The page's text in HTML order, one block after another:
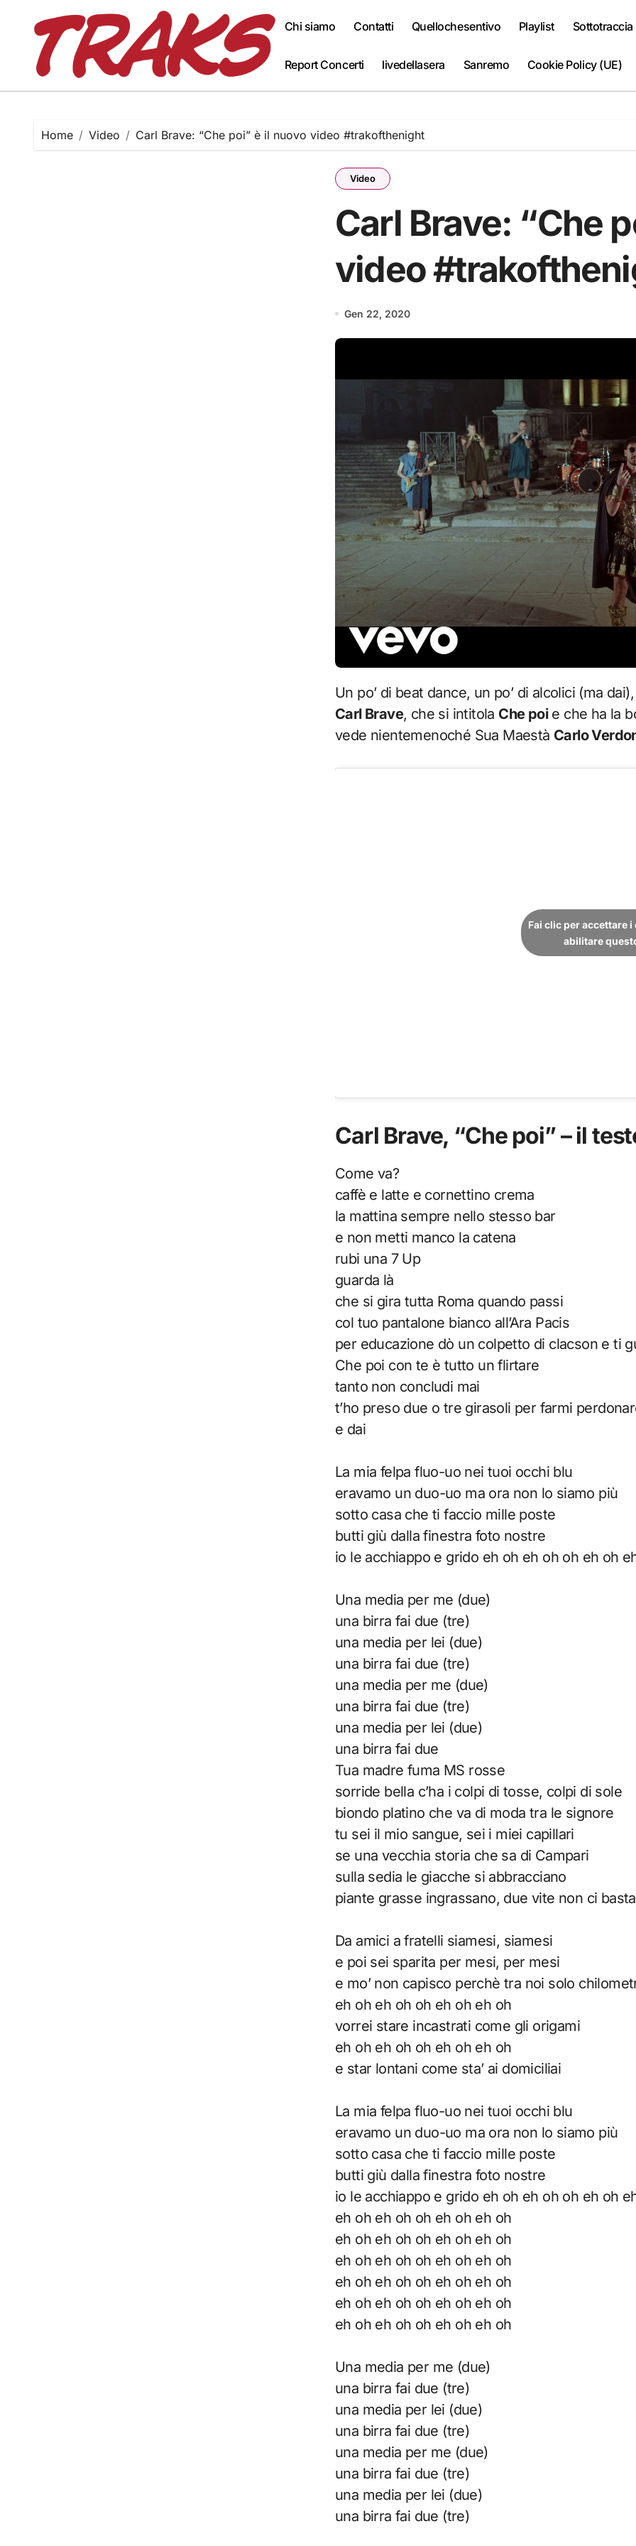
content
Chi siamo Contatti Quellochesentivo Playlist Sottotraccia
Report Concerti livedellasera Sanremo Cookie Policy (UE)
Home Video Carl Brave: “Che poi” è il nuovo video #trakofthenight
Video
Carl Brave: “Che
video
Gen 22, 2020
Un po’ di beat dance, un po’ di alcolici (ma
Carl Brave, che si intitola Che poie che ha la
vede nientemenoché Sua Maestà Carlo
Fai clic per accettare
abilitare
Carl Brave, “Che poi” – il
Come va?
caffè e latte e cornettino crema
la mattina sempre nello stesso bar
e non metti manco la catena
rubi una 7 Up
guarda là
che si gira tutta Roma quando passi
col tuo pantalone bianco all’Ara Pacis
per educazione dò un colpetto di clacson e ti
Che poi con te è tutto un flirtare
tanto non concludi mai
t’ho preso due o tre girasoli per farmi
e dai
La mia felpa fluo-uo nei tuoi occhi blu
eravamo un duo-uo ma ora non lo siamo più
sotto casa che ti faccio mille poste
butti giù dalla finestra foto nostre
io le acchiappo e grido eh oh eh oh oh eh oh
Una media per me (due)
una birra fai due (tre)
una media per lei (due)
una birra fai due (tre)
una media per me (due)
una birra fai due (tre)
una media per lei (due)
una birra fai due
Tua madre fuma MS rosse
sorride bella c’ha i colpi di tosse, colpi di sole
biondo platino che va di moda tra le signore
tu sei il mio sangue, sei i miei capillari
se una vecchia storia che sa di Campari
sulla sedia le giacche si abbracciano
piante grasse ingrassano, due vite non ci
Da amici a fratelli siamesi, siamesi
e poi sei sparita per mesi, per mesi
e mo’ non capisco perchè tra noi solo
eh oh eh oh oh eh oh eh oh
vorrei stare incastrati come gli origami
eh oh eh oh oh eh oh eh oh
e star lontani come sta’ ai domiciliai
La mia felpa fluo-uo nei tuoi occhi blu
eravamo un duo-uo ma ora non lo siamo più
sotto casa che ti faccio mille poste
butti giù dalla finestra foto nostre
io le acchiappo e grido eh oh eh oh oh eh oh
eh oh eh oh oh eh oh eh oh
eh oh eh oh oh eh oh eh oh
eh oh eh oh oh eh oh eh oh
eh oh eh oh oh eh oh eh oh
eh oh eh oh oh eh oh eh oh
eh oh eh oh oh eh oh eh oh
Una media per me (due)
una birra fai due (tre)
una media per lei (due)
una birra fai due (tre)
una media per me (due)
una birra fai due (tre)
una media per lei (due)
una birra fai due (tre)